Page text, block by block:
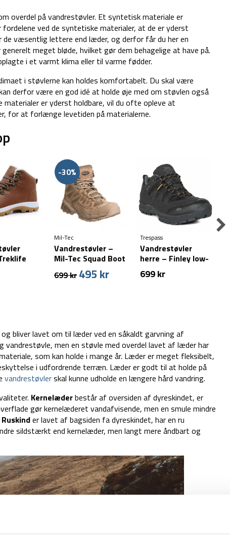
overdel på vandrestøvler. Et syntetisk materiale er
ved de syntetiske materialer, at de er yderst
væsentlig lettere end læder, og derfor får du her en
meget bløde, hvilket gør dem behagelige at have på.
i et varmt klima eller til varme fødder.
i støvlerne kan holdes komfortabelt. Du skal være
derfor være en god idé at holde øje med om støvlen også
er yderst holdbare, vil du ofte opleve at
for at forlænge levetiden på materialerne.
-30%
Mil-Tec
Vandrestøvler –
Mil-Tec Squad Boot
699kr Den
495 krDen
Trespass
Vandrestøvler
herre – Finley low-
cut (Str. 41 & 42
tilbage)
699kr
bliver lavet om til læder ved en såkaldt garvning af
men en støvle med overdel lavet af læder har
som kan holde i mange år. Læder er meget fleksibelt,
i udfordrende terræn. Læder er godt til at holde på
vandrestøvlerskal kunne udholde en længere hård vandring.
Kernelæderbestår af oversiden af dyreskindet, er
gør kernelæderet vandafvisende, men en smule mindre
Ruskinder lavet af bagsiden fa dyreskindet, har en ru
sildstærkt end kernelæder, men langt mere åndbart og